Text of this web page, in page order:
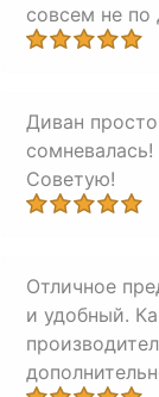
совсем не по
Диван
Советую!
Отличное
и удобный.